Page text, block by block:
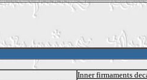
Inner firmaments